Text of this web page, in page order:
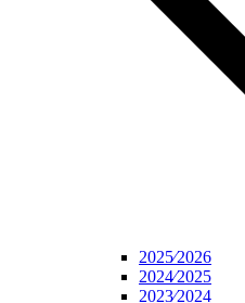
2025⁄2026
2024⁄2025
2023⁄2024